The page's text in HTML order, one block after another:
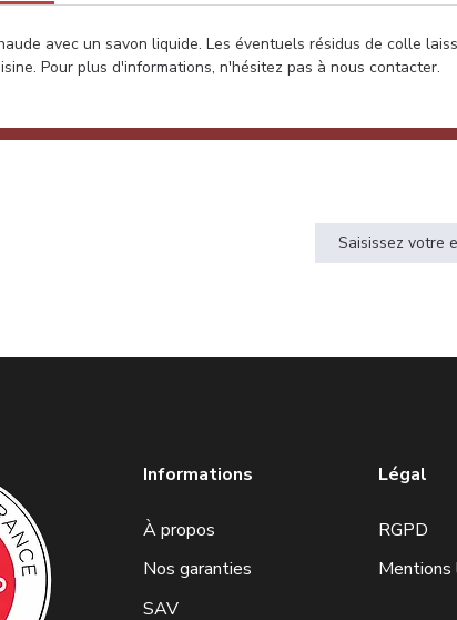
avec un savon liquide. Les éventuels résidus de colle
Pour plus d'informations, n'hésitez pas à nous contacter.
Informations
À propos
Nos garanties
SAV
Légal
RGPD